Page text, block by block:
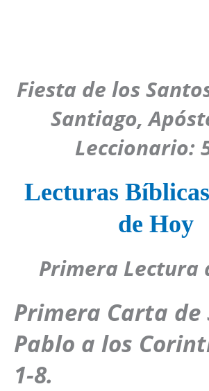
Fiesta de los
Santiago,
Leccionario:
Lecturas
de Hoy
Primera Lectura
Primera Carta de
Pablo a los
1-8.